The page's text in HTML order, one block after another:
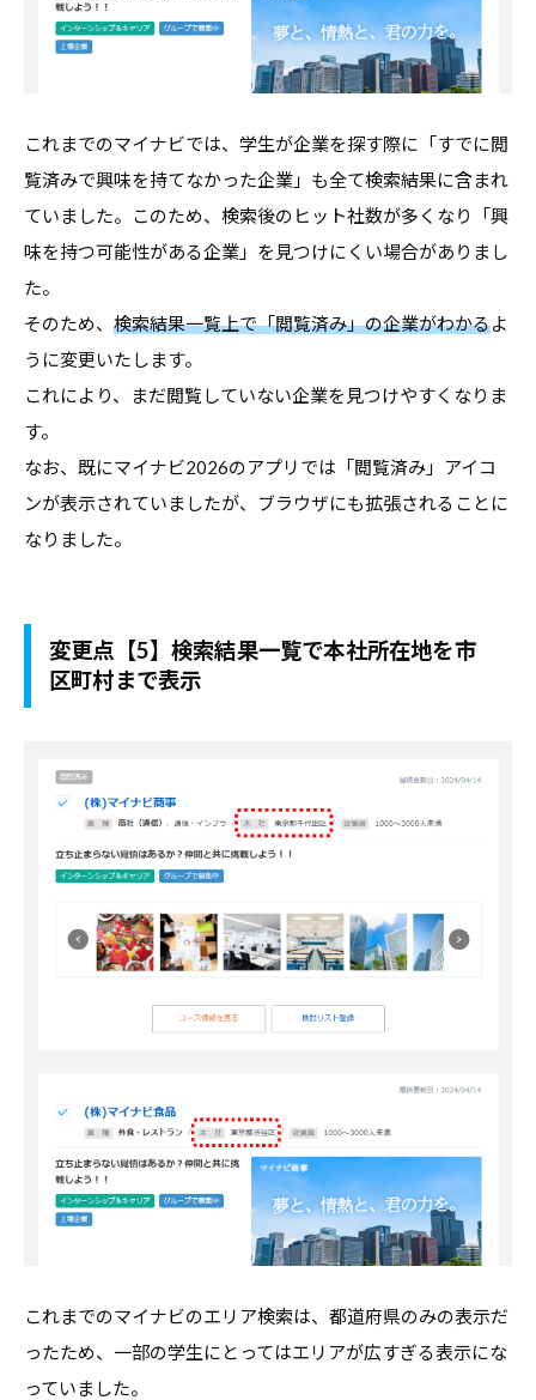
これまでのマイナビでは、学生が企業を探す際に「すでに閲
覧済みで興味を持てなかった企業」も全て検索結果に含まれ
ていました。このため、検索後のヒット社数が多くなり「興
味を持つ可能性がある企業」を見つけにくい場合がありまし
た。
そのため、 検索結果一覧上で「閲覧済み」の企業がわかるよ
うに変更いたします。
これにより、まだ閲覧していない企業を見つけやすくなりま
す。
なお、既にマイナビ2026のアプリでは「閲覧済み」アイコ
ンが表示されていましたが、ブラウザにも拡張されることに
なりました。
変更点【5】検索結果一覧で本社所在地を市
区町村まで表示
これまでのマイナビのエリア検索は、都道府県のみの表示だ
ったため、一部の学生にとってはエリアが広すぎる表示にな
っていました。